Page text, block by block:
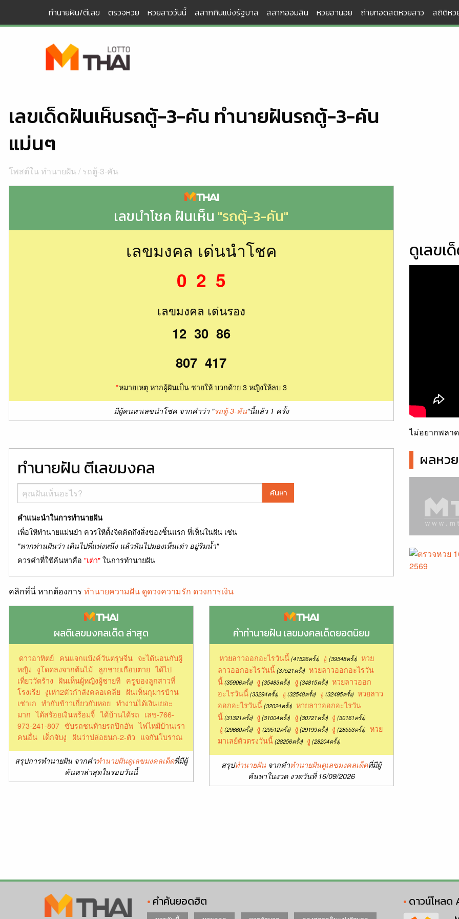
content
ทำนายฝัน/ตีเลข ตรวจหวย หวยลาววันนี้ สลากกินแบ่งรัฐบาล สลากออมสิน หวยฮานอย ถ่ายทอดสดหวยลาว สถิติหว
เลขเด็ดฝันเห็นรถตู้-3-คัน ทำนายฝันรถตู้-3-คัน
แม่นๆ
โพสต์ใน ทำนายฝัน/ รถตู้-3-คัน
เลขนำโชค ฝันเห็น "รถตู้-3-คัน"
เลขมงคล เด่นนำโชค
0 2 5
เลขมงคล เด่นรอง
12 30 86
807 417
*หมายเหตุ หากผู้ฝันเป็น ชายให้ บวกด้วย 3 หญิงให้ลบ 3
มีผู้คนหาเลขนำโชค จากคำว่า "รถตู้-3-คัน"นี้แล้ว 1 ครั้ง
ทำนายฝัน ตีเลขมงคล
ค้นหา
คำแนะนำในการทำนายฝัน
เพื่อให้ทำนายแม่นยำ ควรให้ตั้งจิตคิดถึงสิ่งของชิ้นแรก ที่เห็นในฝัน เช่น
"หากท่านฝันว่า เดินไปที่แห่งหนึ่ง แล้วหันไปมองเห็นเต่า อยู่ริมน้ำ"
ควรคำที่ใช้ค้นหาคือ "เต่า"ในการทำนายฝัน
คลิกที่นี่ หากต้องการ ทำนายความฝัน ดูดวงความรัก ดวงการเงิน
ผลตีเลขมงคลเด็ด ล่าสุด
ดาวอาทิตย์ คนแจกแบ้งค์วันตรุษจีน จะได้นอนกับผู้
หญิง งูโดดลงจากต้นไม้ ลูกชายเกือบตาย ได้ไป
เที่ยววัดร้าง ฝันเห็นผู้หญิงผู้ชายที ครูของลูกสาวที่
โรงเรีย งูเห่า2ตัวกำลังคลอเคลีย ฝันเห็นกุมารบ้าน
เช่าเก ทำกับข้าวเกี่ยวกับหอย ทำงานได้เงินเยอะ
มาก ได้สร้อยเงินพร้อมจี้ ได้บ้านได้รถ เลข-766-
973-241-807 ขับรถชนท้ายรถปิกอัพ ไฟไหม้บ้านเรา
คนอื่น เด็กจับงู ฝันว่าปล่อยนก-2-ตัว แจกันโบราณ
สรุปการทำนายฝัน จากคำทำนายฝันดูเลขมงคลเด็ดที่มีผู้
ค้นหาล่าสุดในรอบวันนี้
คำทำนายฝัน เลขมงคลเด็ดยอดนิยม
หวยลาวออกอะไรวันนี้ (41526ครั้ง) งู (39548ครั้ง) หวย
ลาวออกอะไรวันนี้(37521ครั้ง) หวยลาวออกอะไรวัน
นี้(35906ครั้ง) งู (35483ครั้ง) งู (34815ครั้ง) หวยลาวออก
อะไรวันนี้(33294ครั้ง) งู (32548ครั้ง) งู (32495ครั้ง) หวยลาว
ออกอะไรวันนี้(32024ครั้ง) หวยลาวออกอะไรวัน
นี้(31321ครั้ง) งู (31004ครั้ง) งู (30721ครั้ง) งู (30161ครั้ง)
งู (29660ครั้ง) งู (29512ครั้ง) งู (29199ครั้ง) งู (28553ครั้ง) หวย
มาเลย์ตัวตรงวันนี้(28256ครั้ง) งู (28204ครั้ง)
สรุปทำนายฝัน จากคำทำนายฝันดูเลขมงคลเด็ดที่มีผู้
ค้นหาในงวด งวดวันที่ 16/09/2026
ดูเลขเ
ไม่อยากพลา
ผลหว
คำค้นยอดฮิต ดาวน์โหลด